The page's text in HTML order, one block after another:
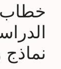
نماذج